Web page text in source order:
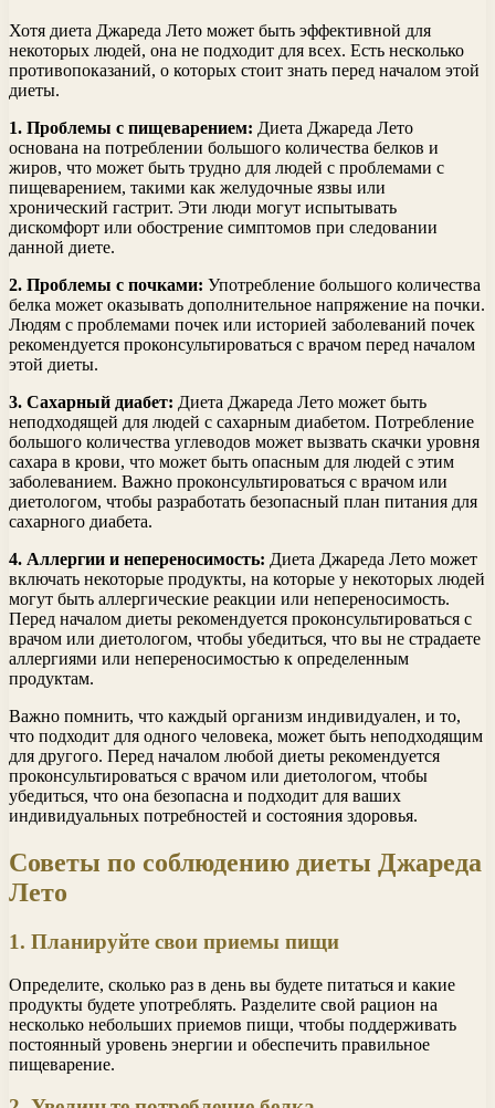
Хотя диета Джареда Лето может быть эффективной для
некоторых людей, она не подходит для всех. Есть несколько
противопоказаний, о которых стоит знать перед началом этой
диеты.
1. Проблемы с пищеварением: Диета Джареда Лето
основана на потреблении большого количества белков и
жиров, что может быть трудно для людей с проблемами с
пищеварением, такими как желудочные язвы или
хронический гастрит. Эти люди могут испытывать
дискомфорт или обострение симптомов при следовании
данной диете.
2. Проблемы с почками: Употребление большого количества
белка может оказывать дополнительное напряжение на почки.
Людям с проблемами почек или историей заболеваний почек
рекомендуется проконсультироваться с врачом перед началом
этой диеты.
3. Сахарный диабет: Диета Джареда Лето может быть
неподходящей для людей с сахарным диабетом. Потребление
большого количества углеводов может вызвать скачки уровня
сахара в крови, что может быть опасным для людей с этим
заболеванием. Важно проконсультироваться с врачом или
диетологом, чтобы разработать безопасный план питания для
сахарного диабета.
4. Аллергии и непереносимость: Диета Джареда Лето может
включать некоторые продукты, на которые у некоторых людей
могут быть аллергические реакции или непереносимость.
Перед началом диеты рекомендуется проконсультироваться с
врачом или диетологом, чтобы убедиться, что вы не страдаете
аллергиями или непереносимостью к определенным
продуктам.
Важно помнить, что каждый организм индивидуален, и то,
что подходит для одного человека, может быть неподходящим
для другого. Перед началом любой диеты рекомендуется
проконсультироваться с врачом или диетологом, чтобы
убедиться, что она безопасна и подходит для ваших
индивидуальных потребностей и состояния здоровья.
Советы по соблюдению диеты Джареда
Лето
1. Планируйте свои приемы пищи
Определите, сколько раз в день вы будете питаться и какие
продукты будете употреблять. Разделите свой рацион на
несколько небольших приемов пищи, чтобы поддерживать
постоянный уровень энергии и обеспечить правильное
пищеварение.